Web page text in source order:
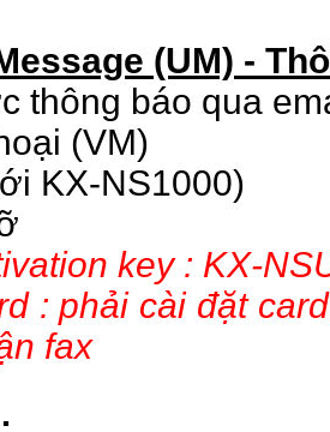
(UM) -
thông báo qua
(VM)
KX-NS1000)
key : KX-
: phải cài đặt
fax